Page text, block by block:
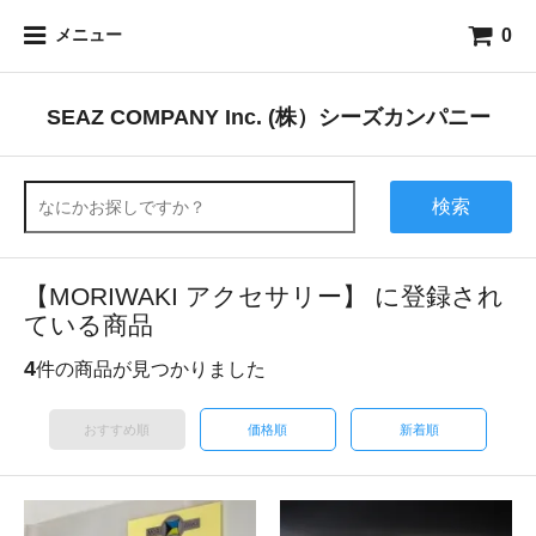
メニュー 0
SEAZ COMPANY Inc. (株）シーズカンパニー
検索
【MORIWAKI アクセサリー】 に登録され
ている商品
4件の商品が見つかりました
おすすめ順 価格順 新着順